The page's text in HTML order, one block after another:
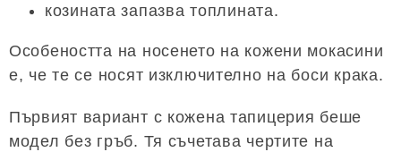
козината запазва топлината.
Особеността на носенето на кожени мокасини
е, че те се носят изключително на боси крака.
Първият вариант с кожена тапицерия беше
модел без гръб. Тя съчетава чертите на